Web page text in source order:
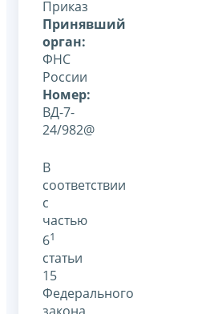
Приказ
Принявший
орган:
ФНС
России
Номер:
ВД-7-
24/982@
В
соответствии
с
частью
61
статьи
15
Федерального